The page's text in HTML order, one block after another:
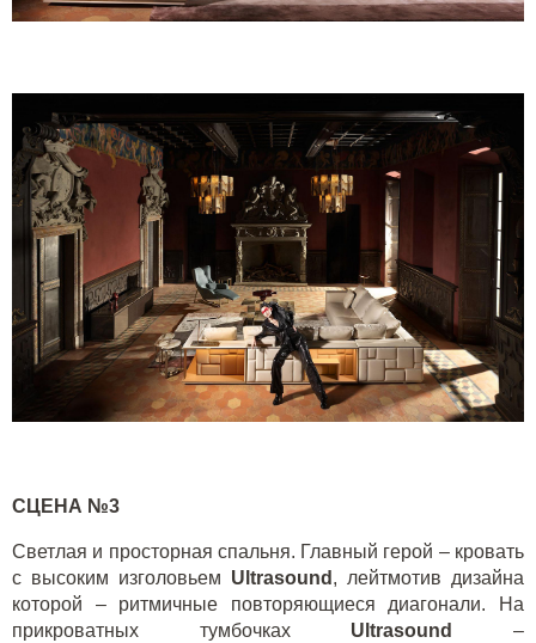
СЦЕНА №3
Светлая и просторная спальня. Главный герой – кровать
с высоким изголовьем Ultrasound , лейтмотив дизайна
которой – ритмичные повторяющиеся диагонали. На
прикроватных тумбочках Ultrasound
–